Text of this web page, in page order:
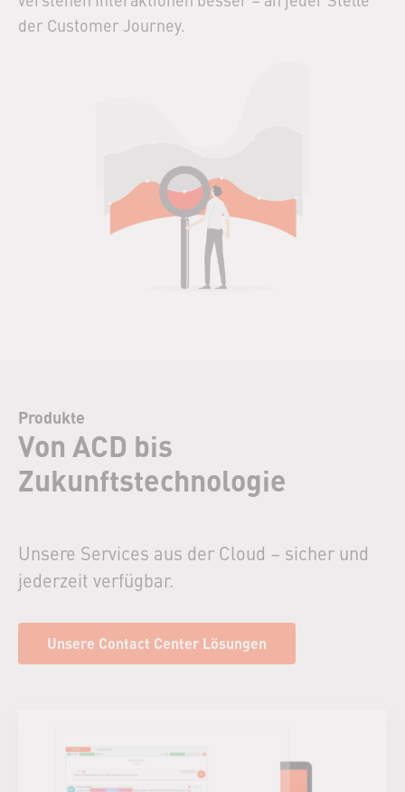
der Customer Journey.
Produkte
Von ACD bis
Zukunftstechnologie
Unsere Services aus der Cloud – sicher und
jederzeit verfügbar.
Unsere Contact Center Lösungen